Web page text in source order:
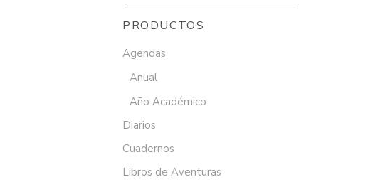
PRODUCTOS
Agendas
Anual
Año Académico
Diarios
Cuadernos
Libros de Aventuras